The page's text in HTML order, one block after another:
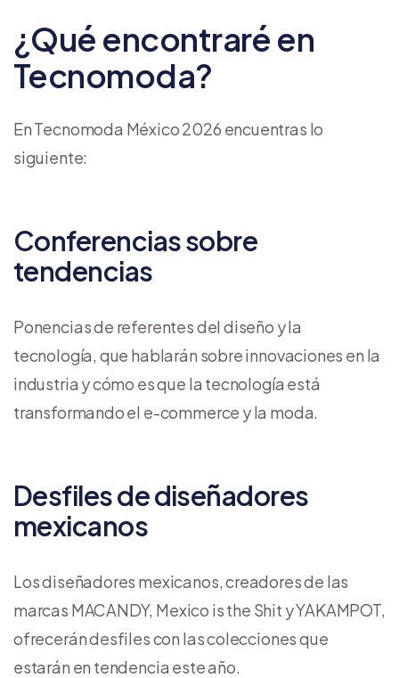
¿Qué encontraré en
Tecnomoda?
En Tecnomoda México 2026 encuentras lo
siguiente:
Conferencias sobre
tendencias
Ponencias de referentes del diseño y la
tecnología, que hablarán sobre innovaciones en la
industria y cómo es que la tecnología está
transformando el e-commerce y la moda.
Desfiles de diseñadores
mexicanos
Los diseñadores mexicanos, creadores de las
marcas MACANDY, Mexico is the Shit y YAKAMPOT,
ofrecerán desfiles con las colecciones que
estarán en tendencia este año.